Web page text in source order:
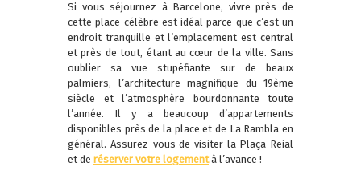
Si vous séjournez à Barcelone, vivre près de
cette place célèbre est idéal parce que c’est un
endroit tranquille et l’emplacement est central
et près de tout, étant au cœur de la ville. Sans
oublier sa vue stupéfiante sur de beaux
palmiers, l’architecture magnifique du 19ème
siècle et l’atmosphère bourdonnante toute
l’année. Il y a beaucoup d’appartements
disponibles près de la place et de La Rambla en
général. Assurez-vous de visiter la Plaça Reial
et de réserver votre logementà l’avance !